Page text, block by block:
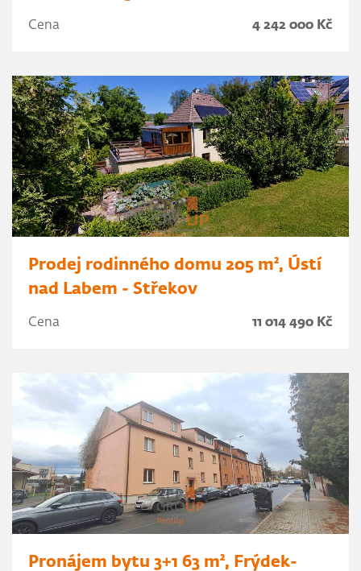
Cena 4 242 000 Kč
Prodej rodinného domu 205 m², Ústí
nad Labem - Střekov
Cena 11 014 490 Kč
Pronájem bytu 3+1 63 m², Frýdek-